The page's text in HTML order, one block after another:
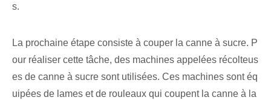
s.
La prochaine étape consiste à couper la canne à sucre. P
our réaliser cette tâche, des machines appelées récolteus
es de canne à sucre sont utilisées. Ces machines sont éq
uipées de lames et de rouleaux qui coupent la canne à la